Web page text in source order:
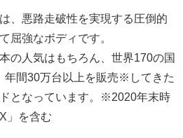
、悪路走破性を実現する圧倒的
屈強なボディです。
の人気はもちろん、世界170の国
年間30万台以上を販売※してきた
となっています。※2020年末時
」を含む